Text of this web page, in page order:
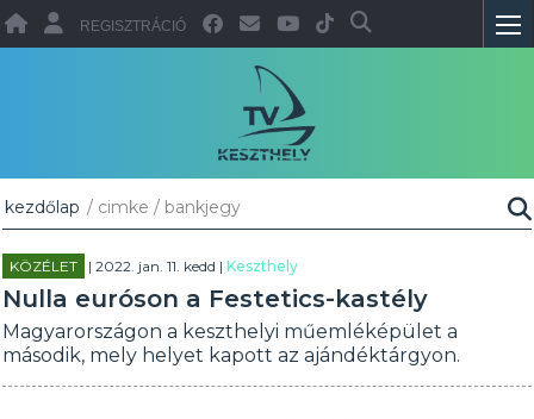
REGISZTRÁCIÓ
kezdőlap / cimke / bankjegy
KÖZÉLET | 2022. jan. 11. kedd |Keszthely
Nulla euróson a Festetics-kastély
Magyarországon a keszthelyi műemléképület a
második, mely helyet kapott az ajándéktárgyon.